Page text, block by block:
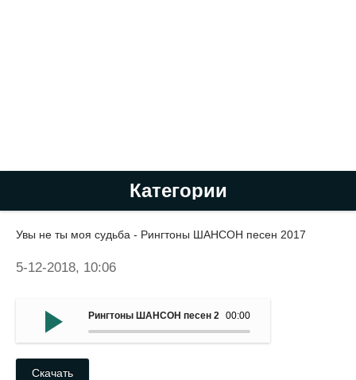
Категории
Увы не ты моя судьба - Рингтоны ШАНСОН песен 2017
5-12-2018, 10:06
00:00
Рингтоны ШАНСОН песен 2017 - Увы не ты моя судьба
Скачать